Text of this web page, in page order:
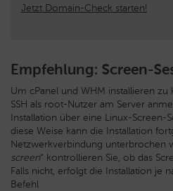
Jetzt Domain-Check starten!
Empfehlung: Screen-
Um cPanel und WHM installieren
SSH als root-Nutzer am Server
Installation über eine Linux-Screen-
diese Weise kann die Installation
Netzwerkverbindung unterbrochen
screen“ kontrollieren Sie, ob das
Falls nicht, erfolgt die Installation je
Befehl